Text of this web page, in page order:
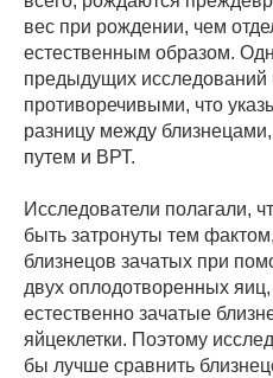
вес при рождении, чем
естественным образом.
предыдущих исследований
противоречивыми, что
разницу между
путем и ВРТ.
Исследователи полагали,
быть затронуты тем
близнецов зачатых при
двух оплодотворенных
естественно зачатые
яйцеклетки. Поэтому
бы лучше сравнить